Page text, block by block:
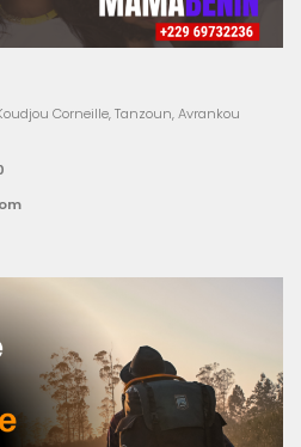
Corneille, Tanzoun, Avrankou